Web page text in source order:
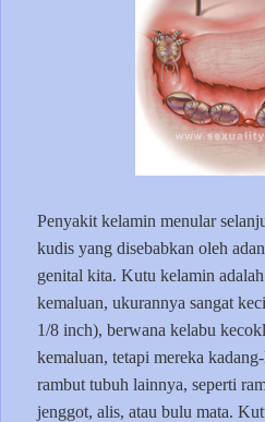
Penyakit kelamin menular
kudis yang disebabkan oleh
genital kita. Kutu kelamin
kemaluan, ukurannya sangat
1/8 inch), berwana kelabu
kemaluan, tetapi mereka
rambut tubuh lainnya, seperti
jenggot, alis, atau bulu mata.